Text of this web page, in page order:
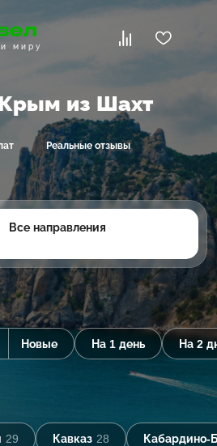
миру
из Шахт
Реальные отзывы
Все направления
Новые На 1 день На 2
29 Кавказ 28 Кабардино-